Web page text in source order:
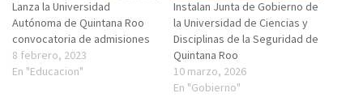
Lanza la Universidad
Autónoma de Quintana Roo
convocatoria de admisiones
8 febrero, 2023
En "Educacion"
Instalan Junta de Gobierno de
la Universidad de Ciencias y
Disciplinas de la Seguridad de
Quintana Roo
10 marzo, 2026
En "Gobierno"